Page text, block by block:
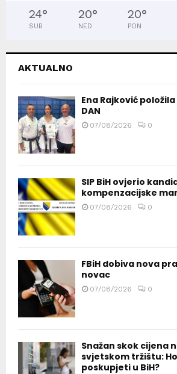
24°
SUB
20°
NED
20°
PON
AKTUALNO
Ena Rajković
DAN
07/08/2026 0
SIP BiH ovjerio
kompenzacijske
07/08/2026 0
FBiH dobiva nova
novac
07/08/2026 0
Snažan skok cijena
svjetskom tržištu:
poskupjeti u BiH?